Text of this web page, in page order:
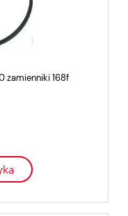
zamienniki 168f